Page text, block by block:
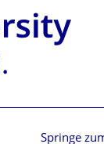
Springe